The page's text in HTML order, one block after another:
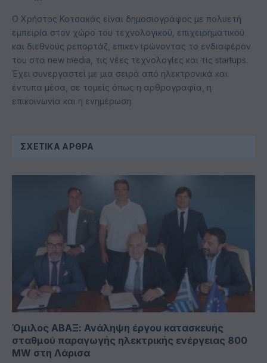
Ο Χρήστος Κοτσακάς είναι δημοσιογράφος με πολυετή
εμπειρία στον χώρο του τεχνολογικού, επιχειρηματικού
και διεθνούς ρεπορτάζ, επικεντρώνοντας το ενδιαφέρον
του στα new media, τις νέες τεχνολογίες και τις startups.
Έχει συνεργαστεί με μια σειρά από ηλεκτρονικά και
έντυπα μέσα, σε τομείς όπως η αρθρογραφία, η
επικοινωνία και η ενημέρωση
ΣΧΕΤΙΚΆ ΆΡΘΡΑ
Όμιλος ΑΒΑΞ: Ανάληψη έργου κατασκευής
σταθμού παραγωγής ηλεκτρικής ενέργειας 800
ΜW στη Λάρισα